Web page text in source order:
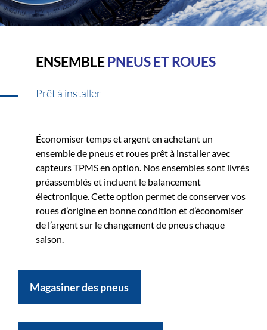
ENSEMBLEPNEUS ET ROUES
Prêt à installer
Économiser temps et argent en achetant un
ensemble de pneus et roues prêt à installer avec
capteurs TPMS en option. Nos ensembles sont livrés
préassemblés et incluent le balancement
électronique. Cette option permet de conserver vos
roues d’origine en bonne condition et d’économiser
de l’argent sur le changement de pneus chaque
saison.
Magasiner des pneus